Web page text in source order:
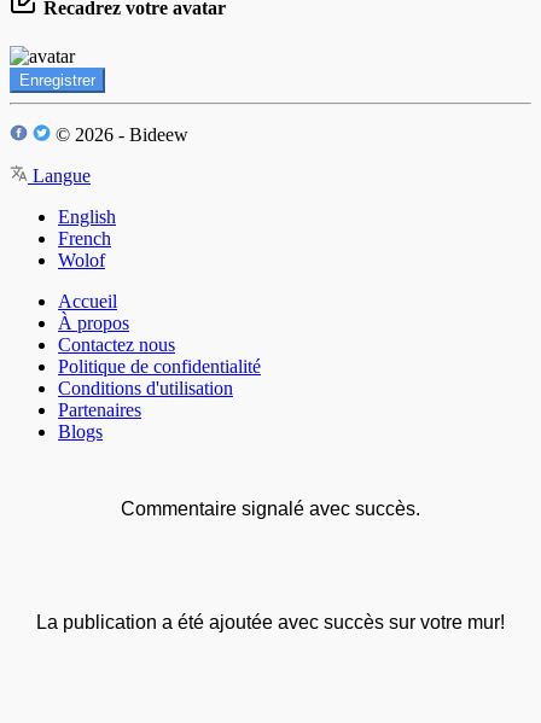
Recadrez votre avatar
Enregistrer
© 2026 - Bideew
Langue
English
French
Wolof
Accueil
À propos
Contactez nous
Politique de confidentialité
Conditions d'utilisation
Partenaires
Blogs
Commentaire signalé avec succès.
La publication a été ajoutée avec succès sur votre mur!